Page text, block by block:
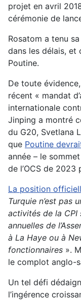
projet en avril
cérémonie de
Rosatom a tenu
dans les délais, et
Poutine.
De toute
récent « mandat
internationale
Jinping a montré
du G20, Svetlana
que Poutine
année – le
de l’OCS de 2023
La position
Turquie n’est pas
activités de la CPI
annuelles de
à La Haye ou à
fonctionnaires ».
le complot anglo-
Un tel défi
l’ingérence